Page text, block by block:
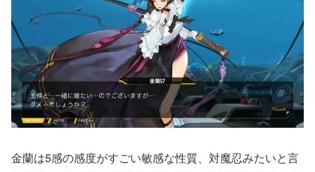
金蘭は5感の感度がすごい敏感な性質、対魔忍みたいと言